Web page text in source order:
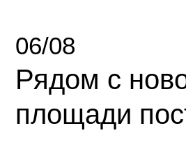
06/08
Рядом с
площади